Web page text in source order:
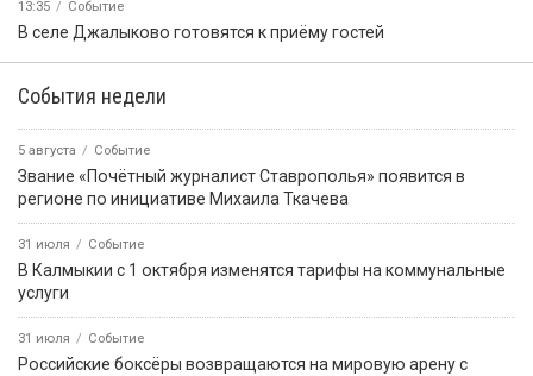
13:35 Событие
В селе Джалыково готовятся к приёму гостей
События недели
5 августа Событие
Звание «Почётный журналист Ставрополья» появится в
регионе по инициативе Михаила Ткачева
31 июля Событие
В Калмыкии с 1 октября изменятся тарифы на коммунальные
услуги
31 июля Событие
Российские боксёры возвращаются на мировую арену с